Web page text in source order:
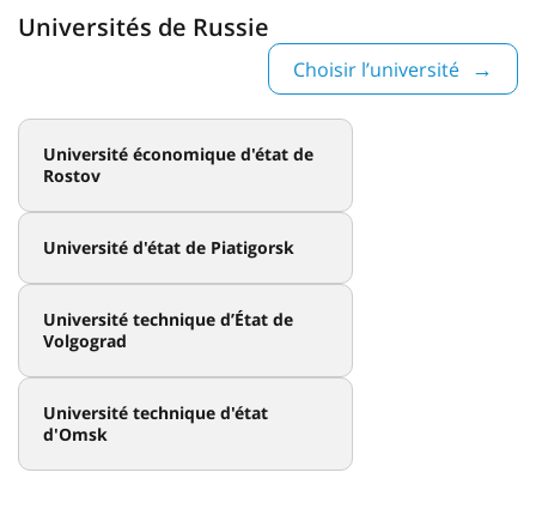
Universités de Russie
Choisir l’université
Université économique d'état de
Rostov
Université d'état de Piatigorsk
Université technique d’État de
Volgograd
Université technique d'état
d'Omsk